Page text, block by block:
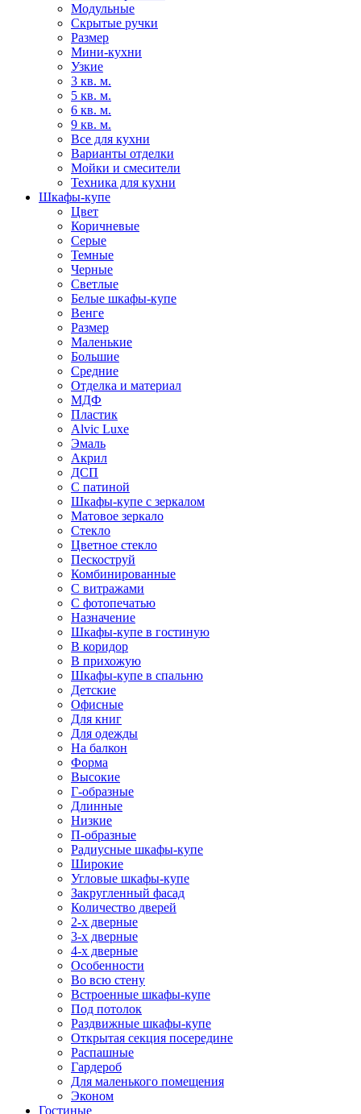
Модульные
Скрытые ручки
Размер
Мини-кухни
Узкие
3 кв. м.
5 кв. м.
6 кв. м.
9 кв. м.
Все для кухни
Варианты отделки
Мойки и смесители
Техника для кухни
Шкафы-купе
Цвет
Коричневые
Серые
Темные
Черные
Светлые
Белые шкафы-купе
Венге
Размер
Маленькие
Большие
Средние
Отделка и материал
МДФ
Пластик
Alvic Luxe
Эмаль
Акрил
ДСП
С патиной
Шкафы-купе с зеркалом
Матовое зеркало
Стекло
Цветное стекло
Пескоструй
Комбинированные
С витражами
С фотопечатью
Назначение
Шкафы-купе в гостиную
В коридор
В прихожую
Шкафы-купе в спальню
Детские
Офисные
Для книг
Для одежды
На балкон
Форма
Высокие
Г-образные
Длинные
Низкие
П-образные
Радиусные шкафы-купе
Широкие
Угловые шкафы-купе
Закругленный фасад
Количество дверей
2-х дверные
3-х дверные
4-х дверные
Особенности
Во всю стену
Встроенные шкафы-купе
Под потолок
Раздвижные шкафы-купе
Открытая секция посередине
Распашные
Гардероб
Для маленького помещения
Эконом
Гостиные